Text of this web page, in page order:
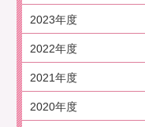
2023年度
2022年度
2021年度
2020年度